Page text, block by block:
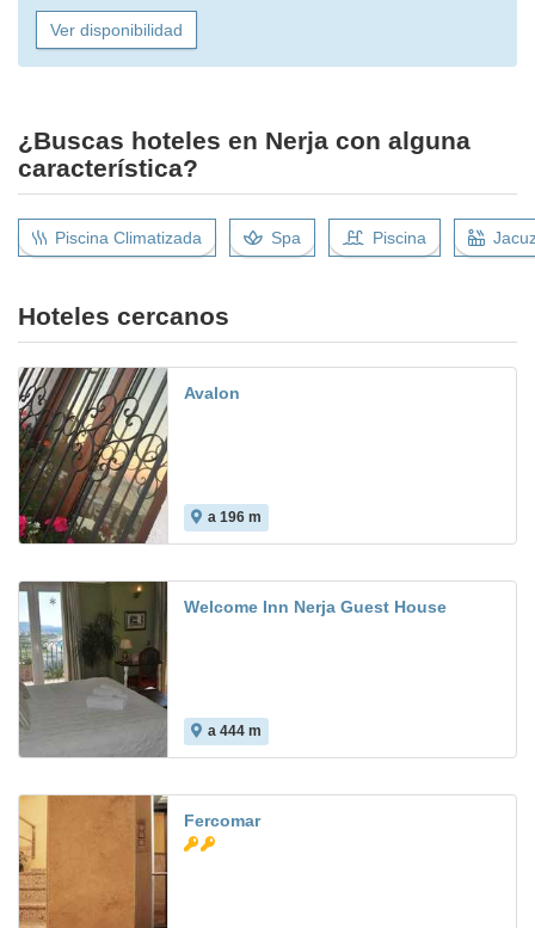
Ver disponibilidad
¿Buscas hoteles en Nerja con alguna
característica?
Piscina Climatizada Spa Piscina
Hoteles cercanos
Avalon
a 196 m
Welcome Inn Nerja Guest House
a 444 m
Fercomar